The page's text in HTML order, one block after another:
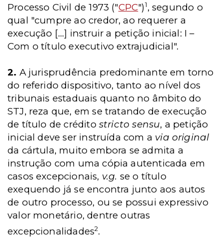
Processo Civil de 1973 ("CPC")1, segundo o
qual "cumpre ao credor, ao requerer a
execução [...] instruir a petição inicial: I –
Com o título executivo extrajudicial".
2. A jurisprudência predominante em torno
do referido dispositivo, tanto ao nível dos
tribunais estaduais quanto no âmbito do
STJ, reza que, em se tratando de execução
de título de crédito stricto sensu, a petição
inicial deve ser instruída com a via original
da cártula, muito embora se admita a
instrução com uma cópia autenticada em
casos excepcionais, v.g. se o título
exequendo já se encontra junto aos autos
de outro processo, ou se possui expressivo
valor monetário, dentre outras
excepcionalidades2.